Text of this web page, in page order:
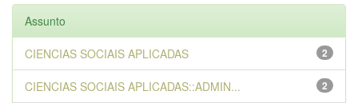
Assunto
2
CIENCIAS SOCIAIS APLICADAS
2
CIENCIAS SOCIAIS APLICADAS::ADMIN...